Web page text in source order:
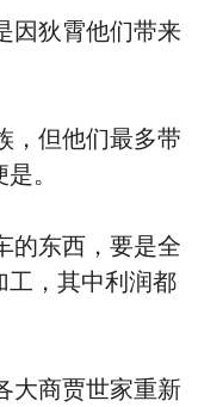
因狄霄他们带来
但他们最多带
。
东西，要是全
工，其中利润都
大商贾世家重新